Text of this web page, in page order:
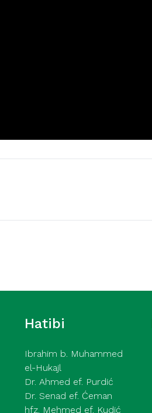
Hatibi
Ibrahim b. Muhammed
el-Hukajl
Dr. Ahmed ef. Purdić
Dr. Senad ef. Ćeman
hfz. Mehmed ef. Kudić